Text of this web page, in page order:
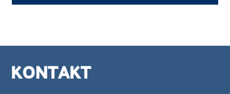
KONTAKT